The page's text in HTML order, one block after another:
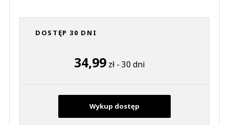
DOSTĘP 30 DNI
34,99 zł - 30 dni
Wykup dostęp